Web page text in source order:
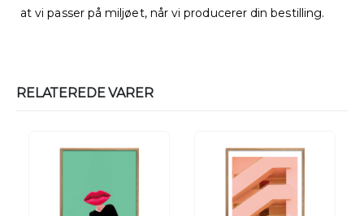
at vi passer på miljøet, når vi producerer din bestilling.
RELATEREDE VARER